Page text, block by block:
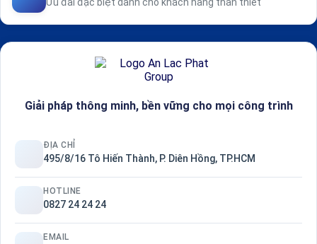
Giải pháp thông minh, bền vững cho mọi công trình
ĐỊA CHỈ
495/8/16 Tô Hiến Thành, P. Diên Hồng, TP.HCM
HOTLINE
0827 24 24 24
EMAIL